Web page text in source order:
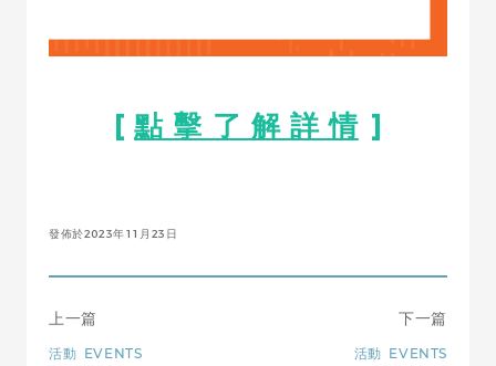
[點 擊 了 解 詳 情]
發佈於2023年11月23日
上一篇
活動 EVENTS
下一篇
活動 EVENTS